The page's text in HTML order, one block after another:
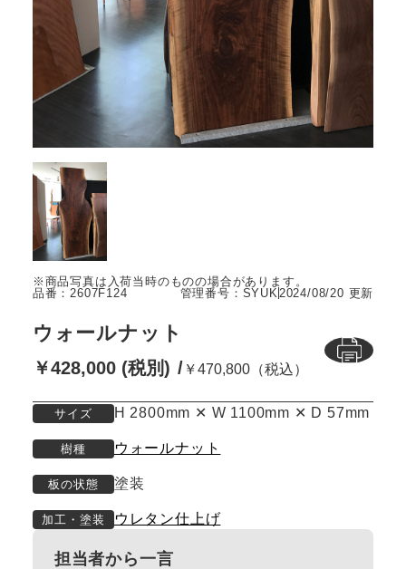
品番：2607F124 管理番号：SYUK2024/08/20 更新
ウォールナット
￥428,000 (税別) ￥470,800（税込）
サイズ H 2800mm ✕ W 1100mm ✕ D 57mm
樹種 ウォールナット
板の状態 塗装
加工・塗装 ウレタン仕上げ
担当者から一言